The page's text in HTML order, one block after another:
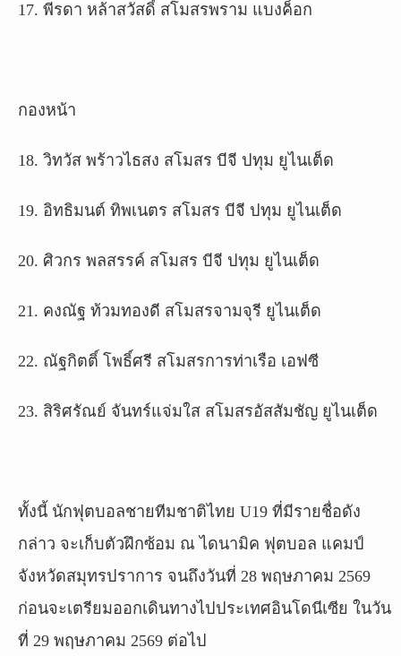
17. พีรดา หล้าสวัสดิ์ สโมสรพราม แบงค็อก
กองหน้า
18. วิทวัส พร้าวไธสง สโมสร บีจี ปทุม ยูไนเต็ด
19. อิทธิมนต์ ทิพเนตร สโมสร บีจี ปทุม ยูไนเต็ด
20. ศิวกร พลสรรค์ สโมสร บีจี ปทุม ยูไนเต็ด
21. คงณัฐ ท้วมทองดี สโมสรจามจุรี ยูไนเต็ด
22. ณัฐกิตติ์ โพธิ์ศรี สโมสรการท่าเรือ เอฟซี
23. สิริศรัณย์ จันทร์แจ่มใส สโมสรอัสสัมชัญ ยูไนเต็ด
ทั้งนี้ นักฟุตบอลชายทีมชาติไทย U19 ที่มีรายชื่อดัง
กล่าว จะเก็บตัวฝึกซ้อม ณ ไดนามิค ฟุตบอล แคมป์
จังหวัดสมุทรปราการ จนถึงวันที่ 28 พฤษภาคม 2569
ก่อนจะเตรียมออกเดินทางไปประเทศอินโดนีเซีย ในวัน
ที่ 29 พฤษภาคม 2569 ต่อไป